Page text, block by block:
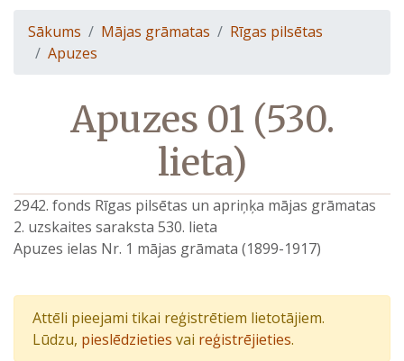
Sākums Mājas grāmatas
Rīgas pilsētas
Apuzes
Apuzes 01 (530.
lieta)
2942. fonds Rīgas pilsētas un apriņķa mājas grāmatas
2. uzskaites saraksta 530. lieta
Apuzes ielas Nr. 1 mājas grāmata (1899-1917)
Attēli pieejami tikai reģistrētiem lietotājiem.
Lūdzu, pieslēdzieties vai reģistrējieties.